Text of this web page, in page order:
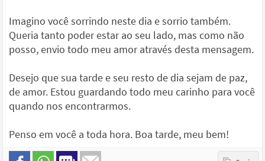
Imagino você sorrindo neste dia e sorrio também.
Queria tanto poder estar ao seu lado, mas como não
posso, envio todo meu amor através desta mensagem.
Desejo que sua tarde e seu resto de dia sejam de paz,
de amor. Estou guardando todo meu carinho para você
quando nos encontrarmos.
Penso em você a toda hora. Boa tarde, meu bem!